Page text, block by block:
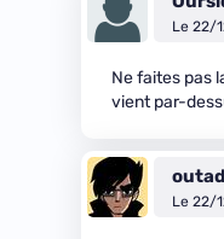
Le 22/
Ne faites pas
vient par-
Le 22/